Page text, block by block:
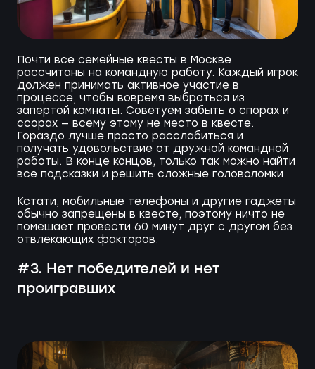
Почти все семейные квесты в Москве
рассчитаны на командную работу. Каждый игрок
должен принимать активное участие в
процессе, чтобы вовремя выбраться из
запертой комнаты. Советуем забыть о спорах и
ссорах — всему этому не место в квесте.
Гораздо лучше просто расслабиться и
получать удовольствие от дружной командной
работы. В конце концов, только так можно найти
все подсказки и решить сложные головоломки.
Кстати, мобильные телефоны и другие гаджеты
обычно запрещены в квесте, поэтому ничто не
помешает провести 60 минут друг с другом без
отвлекающих факторов.
#3. Нет победителей и нет
проигравших